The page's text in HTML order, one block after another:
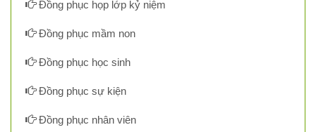
Đồng phục họp lớp kỷ niệm
Đồng phục mầm non
Đồng phục học sinh
Đồng phục sự kiện
Đồng phục nhân viên